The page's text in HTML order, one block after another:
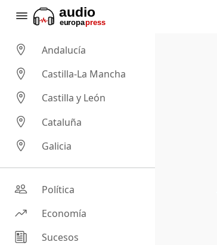
Andalucía
Castilla-La Mancha
Castilla y León
Cataluña
Galicia
Política
Economía
Sucesos